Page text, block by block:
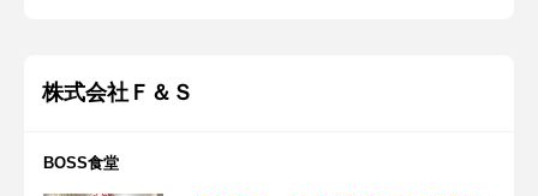
株式会社Ｆ＆Ｓ
BOSS食堂